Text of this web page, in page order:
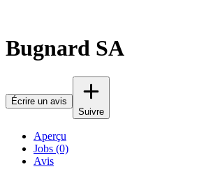
Bugnard SA
Écrire un avis
Suivre
Aperçu
Jobs (0)
Avis